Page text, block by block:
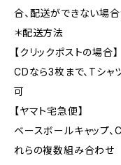
合、配送ができない場合
＊配送方法
【クリックポストの場合】
CDなら3枚まで、Tシャ
可
【ヤマト宅急便】
ベースボールキャップ
れらの複数組み合わせ